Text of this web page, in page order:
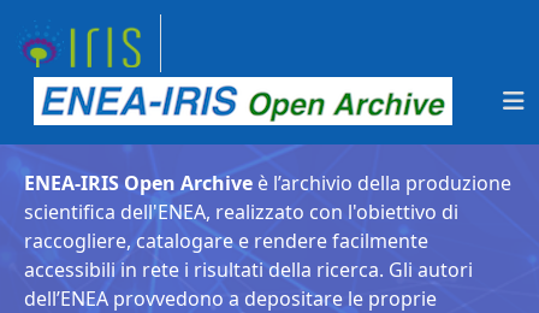
ENEA-IRIS Open Archive è l’archivio della produzione
scientifica dell'ENEA, realizzato con l'obiettivo di
raccogliere, catalogare e rendere facilmente
accessibili in rete i risultati della ricerca. Gli autori
dell’ENEA provvedono a depositare le proprie